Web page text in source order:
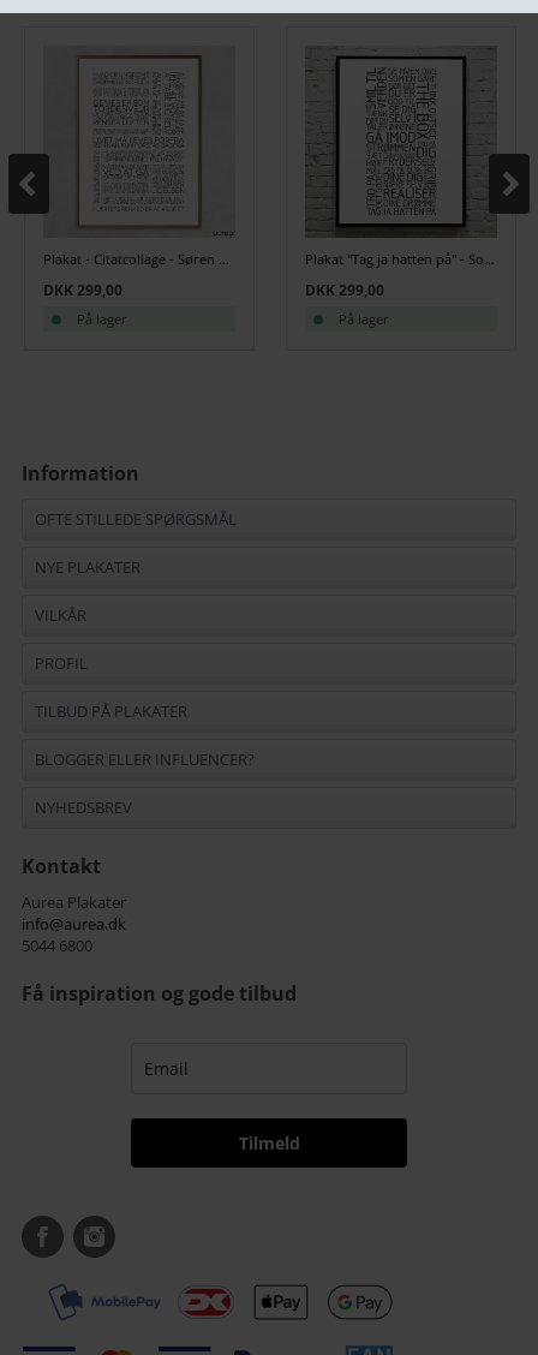
DKK 299,00
På lager
DKK 299,00
På lager
Information
OFTE STILLEDE SPØRGSMÅL
NYE PLAKATER
VILKÅR
PROFIL
TILBUD PÅ PLAKATER
BLOGGER ELLER INFLUENCER?
NYHEDSBREV
Kontakt
Aurea Plakater
info@aurea.dk
5044 6800
Få inspiration og gode tilbud
Tilmeld